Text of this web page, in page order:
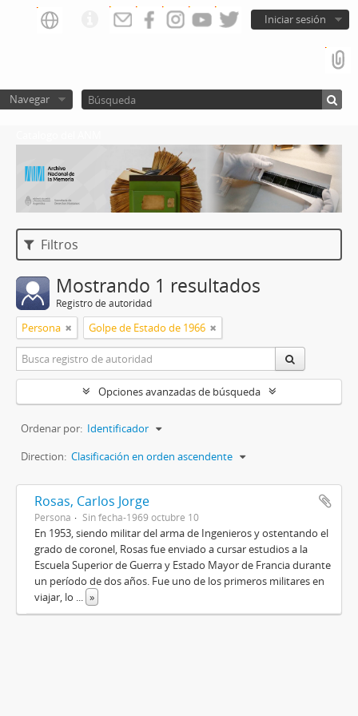
Iniciar sesión
Navegar
Filtros
Mostrando 1 resultados
Registro de autoridad
Persona Golpe de Estado de 1966
Opciones avanzadas de búsqueda
Ordenar por: Identificador
Direction: Clasificación en orden ascendente
Rosas, Carlos Jorge
Persona Sin fecha-1969 octubre 10
En 1953, siendo militar del arma de Ingenieros y ostentando el
grado de coronel, Rosas fue enviado a cursar estudios a la
Escuela Superior de Guerra y Estado Mayor de Francia durante
un período de dos años. Fue uno de los primeros militares en
viajar, lo ... »